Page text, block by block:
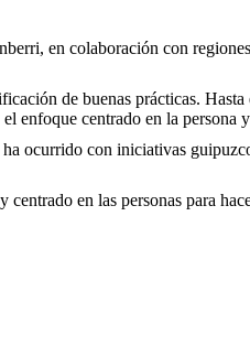
en colaboración con
de buenas prácticas.
enfoque centrado en la persona
ocurrido con iniciativas
en las personas para